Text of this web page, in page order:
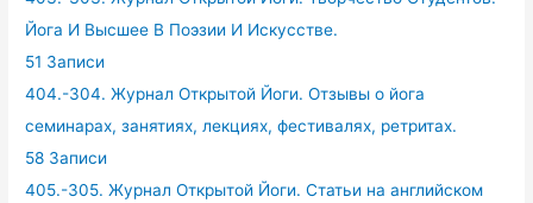
Йога И Высшее В Поэзии И Искусстве.
51 Записи
404.-304. Журнал Открытой Йоги. Отзывы о йога
семинарах, занятиях, лекциях, фестивалях, ретритах.
58 Записи
405.-305. Журнал Открытой Йоги. Статьи на английском